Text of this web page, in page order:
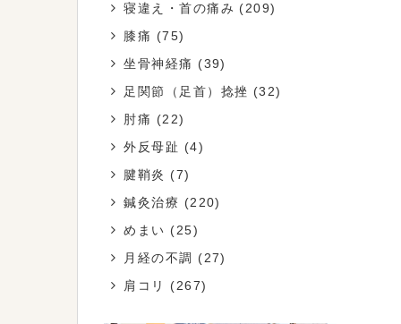
寝違え・首の痛み (209)
膝痛 (75)
坐骨神経痛 (39)
足関節（足首）捻挫 (32)
肘痛 (22)
外反母趾 (4)
腱鞘炎 (7)
鍼灸治療 (220)
めまい (25)
月経の不調
(27)
肩コリ
(267)